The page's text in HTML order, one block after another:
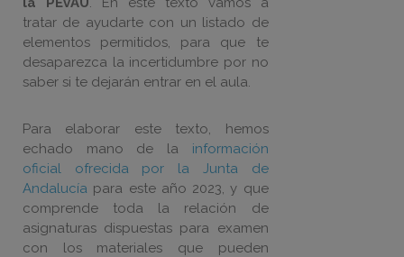
tratar de ayudarte con un listado de
elementos permitidos, para que te
desaparezca la incertidumbre por no
saber si te dejarán entrar en el aula.
Para elaborar este texto, hemos
echado mano de la información
oficial ofrecida por la Junta de
Andalucía para este año 2023, y que
comprende toda la relación de
asignaturas dispuestas para examen
con los materiales que pueden